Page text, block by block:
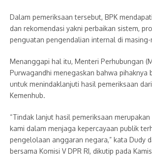
Dalam pemeriksaan tersebut, BPK
dan rekomendasi yakni perbaikan sistem,
penguatan pengendalian internal di
Menanggapi hal itu, Menteri Perhubungan
Purwagandhi menegaskan bahwa pihaknya
untuk menindaklanjuti hasil pemeriksaan
Kemenhub.
“Tindak lanjut hasil pemeriksaan
kami dalam menjaga kepercayaan publik
pengelolaan anggaran negara,” kata Dudy
bersama Komisi V DPR RI, dikutip pada